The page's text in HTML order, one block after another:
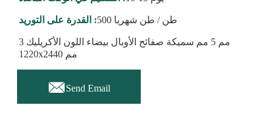
القدرة على التوريد : 500 طن / طن شهريا
3 مم 5 مم سميكة صفائح الأوبال بيضاء اللون الأكريليك
1220x2440 مم
Send Email